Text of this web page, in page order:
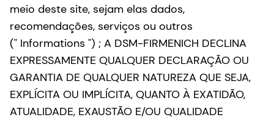
meio deste site, sejam elas dados,
recomendações, serviços ou outros
(" Informations ") ; A DSM-FIRMENICH DECLINA
EXPRESSAMENTE QUALQUER DECLARAÇÃO OU
GARANTIA DE QUALQUER NATUREZA QUE SEJA,
EXPLÍCITA OU IMPLÍCITA, QUANTO À EXATIDÃO,
ATUALIDADE, EXAUSTÃO E/OU QUALIDADE